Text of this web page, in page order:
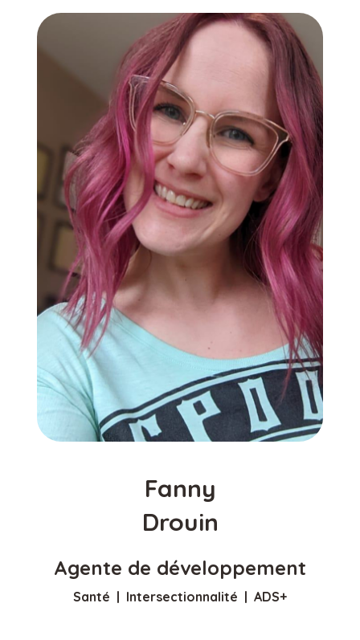
Fanny
Drouin
Agente de développement
Santé | Intersectionnalité | ADS+